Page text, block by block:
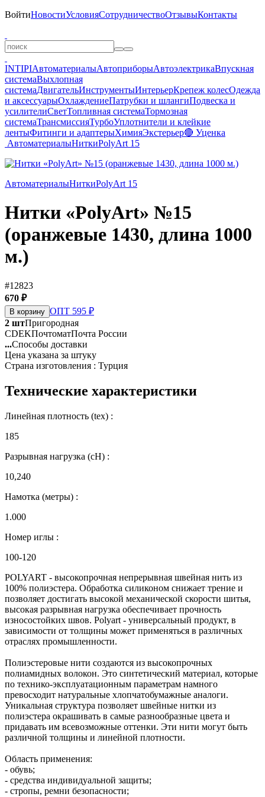
ВойтиНовостиУсловияСотрудничествоОтзывыКонтакты
INTIPIАвтоматериалыАвтоприборыАвтоэлектрикаВпускная
системаВыхлопная
системаДвигательИнструментыИнтерьерКрепеж колесОдежда
и аксессуарыОхлаждениеПатрубки и шлангиПодвеска и
усилителиСветТопливная системаТормозная
системаТрансмиссияТурбоУплотнители и клейкие
лентыФитинги и адаптерыХимияЭкстерьер🔴 Уценка
АвтоматериалыНиткиPolyArt 15
АвтоматериалыНиткиPolyArt 15
Нитки «PolyArt» №15
(оранжевые 1430, длина 1000
м.)
#12823
670 ₽
В корзину ОПТ 595 ₽
2 штПригородная
CDEKПочтоматПочта России
...Способы доставки
Цена указана за штуку
Страна изготовления : Турция
Технические характеристики
Линейная плотность (tex) :
185
Разрывная нагрузка (сН) :
10,240
Намотка (метры) :
1.000
Номер иглы :
100-120
POLYART - высокопрочная непрерывная швейная нить из
100% полиэстера. Обработка силиконом снижает трение и
позволяет достигать высокой механической скорости шитья,
высокая разрывная нагрузка обеспечивает прочность
износостойких швов. Polyart - универсальный продукт, в
зависимости от толщины может применяться в различных
отраслях промышленности.
Полиэстеровые нити создаются из высокопрочных
полиамидных волокон. Это синтетический материал, которые
по технико-эксплуатационным параметрам намного
превосходит натуральные хлопчатобумажные аналоги.
Уникальная структура позволяет швейные нитки из
полиэстера окрашивать в самые разнообразные цвета и
придавать им всевозможные оттенки. Эти нити могут быть
различной толщины и линейной плотности.
Область применения:
- обувь;
- средства индивидуальной защиты;
- стропы, ремни безопасности;